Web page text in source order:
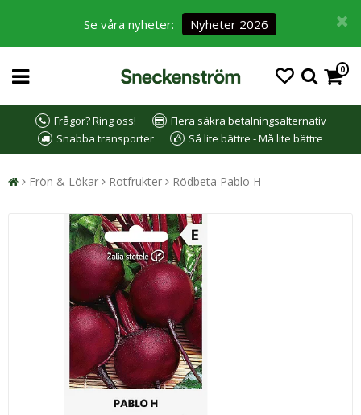
Se våra nyheter: Nyheter 2026
0
Frågor? Ring oss!
Flera säkra betalningsalternativ
Snabba transporter
Så lite bättre - Må lite bättre
Frön & Lökar Rotfrukter Rödbeta Pablo H